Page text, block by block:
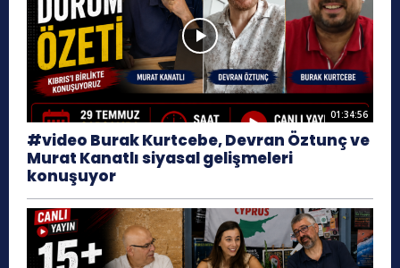
01:34:56
#video Burak Kurtcebe, Devran Öztunç ve
Murat Kanatlı siyasal gelişmeleri
konuşuyor